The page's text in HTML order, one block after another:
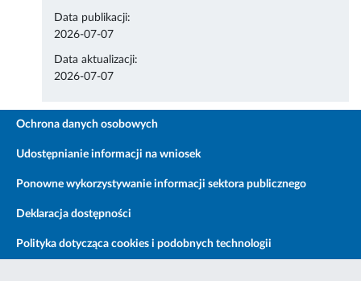
Data publikacji:
2026-07-07
Data aktualizacji:
2026-07-07
Ochrona danych osobowych
Udostępnianie informacji na wniosek
Ponowne wykorzystywanie informacji sektora publicznego
Deklaracja dostępności
Polityka dotycząca cookies i podobnych technologii